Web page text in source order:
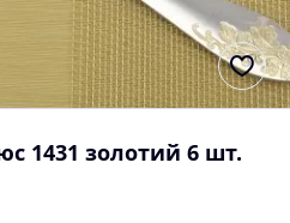
1431 золотий 6 шт.